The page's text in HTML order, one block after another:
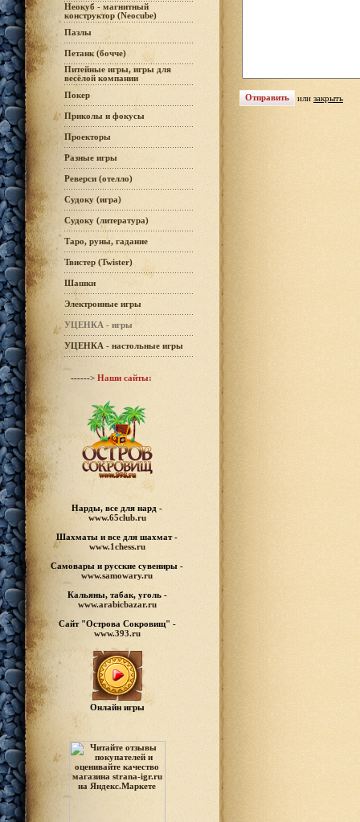
Неокуб - магнитный
конструктор (Neocube)
Пазлы
Петанк (бочче)
Питейные игры, игры для
весёлой компании
Покер
Приколы и фокусы
Проекторы
Разные игры
Реверси (отелло)
Судоку (игра)
Судоку (литература)
Таро, руны, гадание
Твистер (Twister)
Шашки
Электронные игры
УЦЕНКА - игры
УЦЕНКА - настольные игры
------> Наши сайты:
Нарды, все для нард -
www.65club.ru
Шахматы и все для шахмат -
www.1chess.ru
Самовары и русские сувениры -
www.samowary.ru
Кальяны, табак, уголь -
www.arabicbazar.ru
Сайт "Острова Сокровищ" -
www.393.ru
Онлайн игры
или закрыть